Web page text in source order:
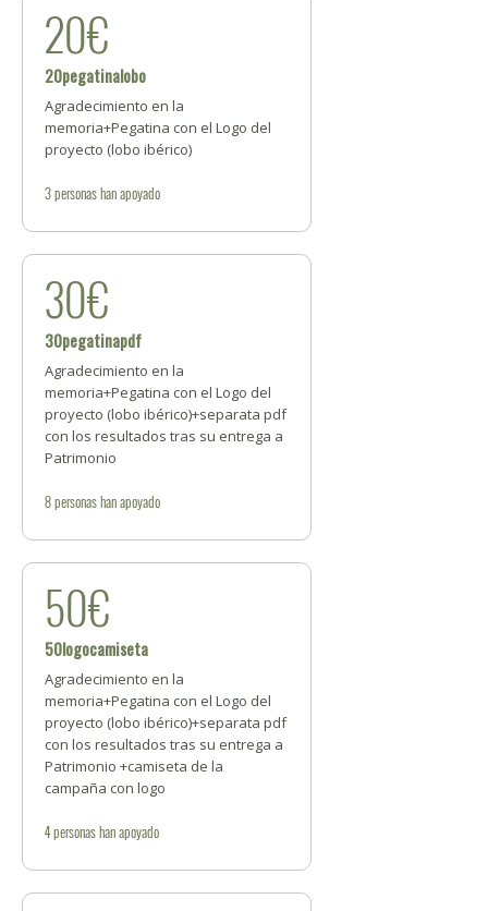
20€
20pegatinalobo
Agradecimiento en la
memoria+Pegatina con el Logo del
proyecto (lobo ibérico)
3personashan apoyado
30€
30pegatinapdf
Agradecimiento en la
memoria+Pegatina con el Logo del
proyecto (lobo ibérico)+separata pdf
con los resultados tras su entrega a
Patrimonio
8personashan apoyado
50€
50logocamiseta
Agradecimiento en la
memoria+Pegatina con el Logo del
proyecto (lobo ibérico)+separata pdf
con los resultados tras su entrega a
Patrimonio +camiseta de la
campaña con logo
4personashan apoyado